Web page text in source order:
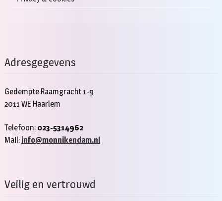
Adresgegevens
Gedempte Raamgracht 1-9
2011 WE Haarlem
Telefoon: 023-5314962
Mail: info@monnikendam.nl
Veilig en vertrouwd